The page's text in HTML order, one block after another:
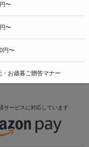
〜
〜
円〜
・お歳暮ご贈答マナー
サービスに対応しています